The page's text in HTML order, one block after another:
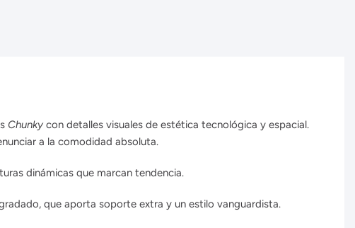
Chunky con detalles visuales de estética tecnológica y espacial.
a la comodidad absoluta.
dinámicas que marcan tendencia.
que aporta soporte extra y un estilo vanguardista.